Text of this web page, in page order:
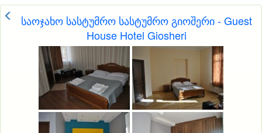
საოჯახო სასტუმრო სასტუმრო გიოშერი - Guest
House Hotel Giosheri